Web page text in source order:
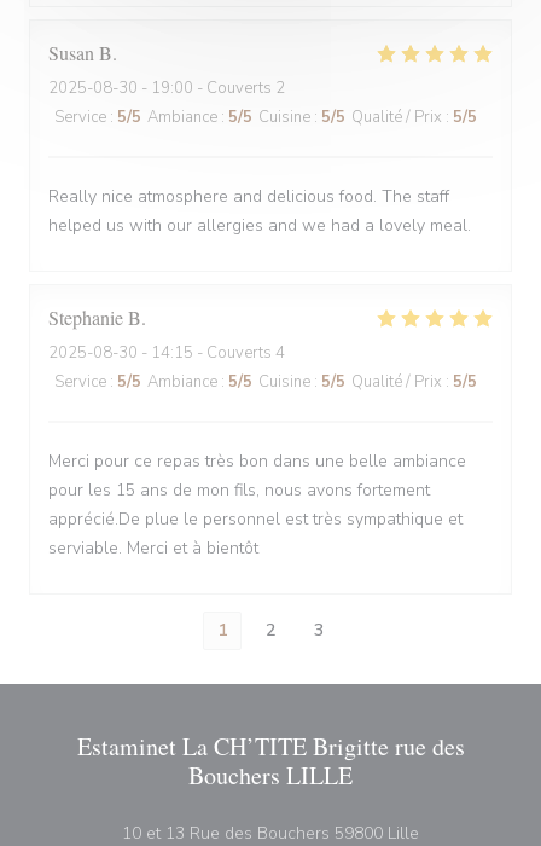
Susan B
2025-08-30 - 19:00 - Couverts 2
Service : 5/5 Ambiance : 5/5 Cuisine : 5/5 Qualité / Prix : 5/5
Really nice atmosphere and delicious food. The staff
helped us with our allergies and we had a lovely meal.
StephanieB
2025-08-30 - 14:15 - Couverts 4
Service : 5/5 Ambiance : 5/5 Cuisine : 5/5 Qualité / Prix : 5/5
Merci pour ce repas très bon dans une belle ambiance
pour les 15 ans de mon fils, nous avons fortement
apprécié.De plue le personnel est très sympathique et
serviable. Merci et à bientôt
1 2 3
Estaminet La CH’TITE Brigitte rue des
Bouchers LILLE
10 et 13 Rue des Bouchers 59800 Lille